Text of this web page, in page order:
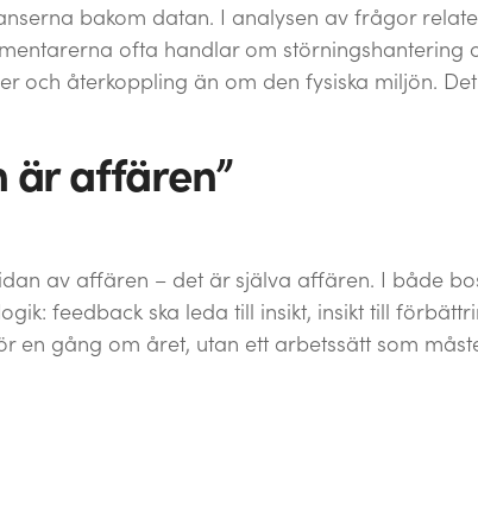
bakom datan. I analysen av frågor
ofta handlar om störningshantering
och återkoppling än om den fysiska miljön.
är affären”
av affären – det är själva affären. I både
feedback ska leda till insikt, insikt till
en gång om året, utan ett arbetssätt som